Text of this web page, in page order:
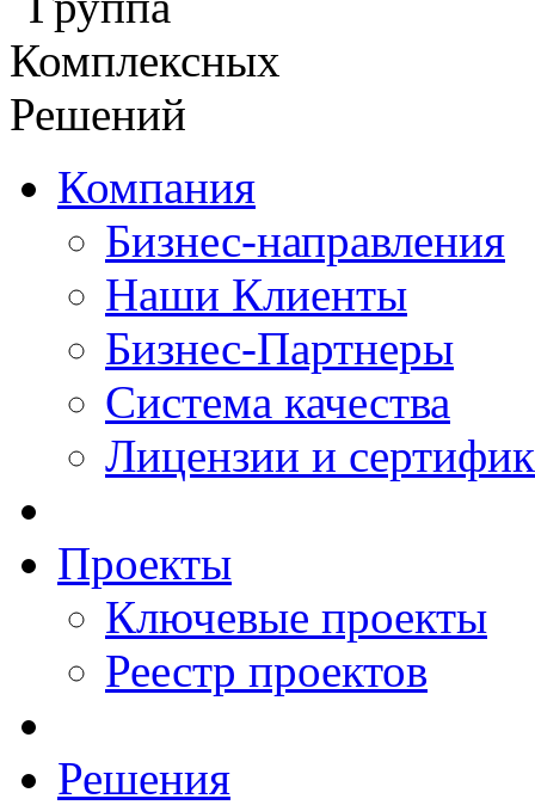
Компания
Бизнес-направления
Наши Клиенты
Бизнес-Партнеры
Система качества
Лицензии и
Проекты
Ключевые проекты
Реестр проектов
Решения